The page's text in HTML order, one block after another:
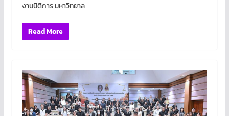
งานนิติการ มหาวิทยาล
Read More